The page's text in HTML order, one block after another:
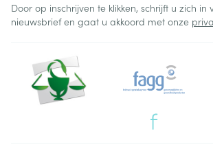
Door op inschrijven te klikken, schrijft u zich in
nieuwsbrief en gaat u akkoord met onze